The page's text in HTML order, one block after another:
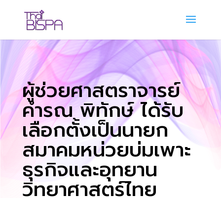
ผู้ช่วยศาสตราจารย์
คำรณ พิทักษ์ ได้รับ
เลือกตั้งเป็นนายก
สมาคมหน่วยบ่มเพาะ
ธุรกิจและอุทยาน
วิทยาศาสตร์ไทย